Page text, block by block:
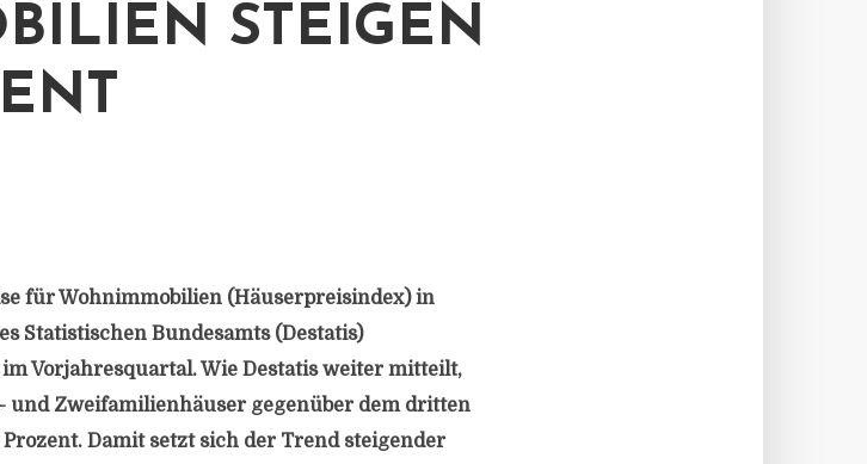
STEIGEN
für Wohnimmobilien (Häuserpreisindex) in
Statistischen Bundesamts (Destatis)
Vorjahresquartal. Wie Destatis weiter mitteilt,
und Zweifamilienhäuser gegenüber dem dritten
Damit setzt sich der Trend steigender